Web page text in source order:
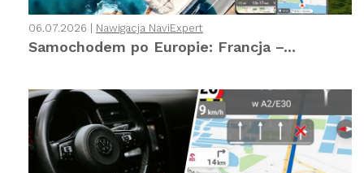
06.07.2026 | Nawigacja NaviExpert
Samochodem po Europie: Francja –...